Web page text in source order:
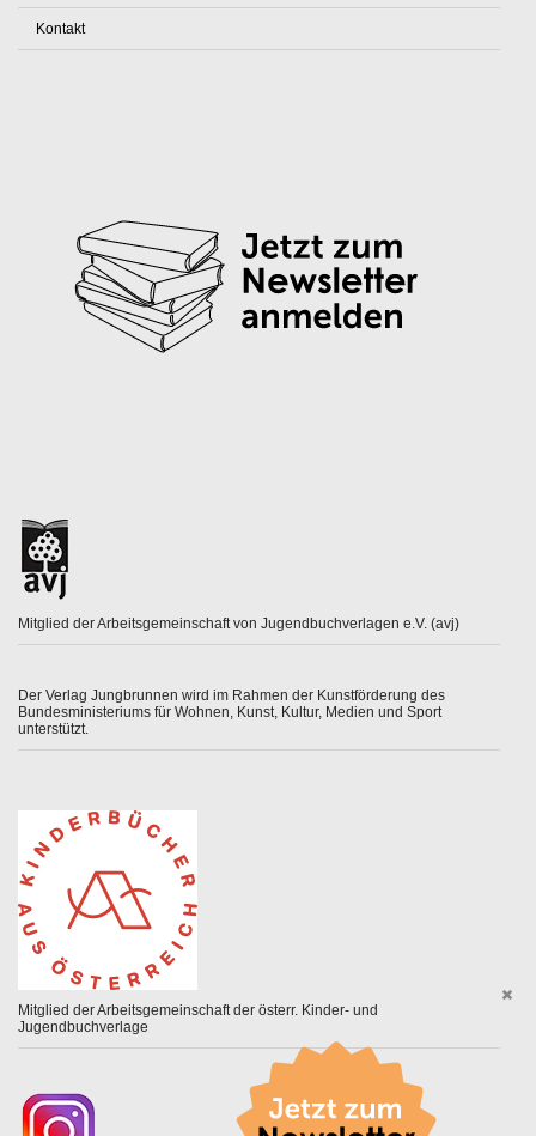
Kontakt
Mitglied der Arbeitsgemeinschaft von Jugendbuchverlagen e.V. (avj)
Der Verlag Jungbrunnen wird im Rahmen der Kunstförderung des
Bundesministeriums für Wohnen, Kunst, Kultur, Medien und Sport
unterstützt.
Mitglied der Arbeitsgemeinschaft der österr. Kinder- und
Jugendbuchverlage